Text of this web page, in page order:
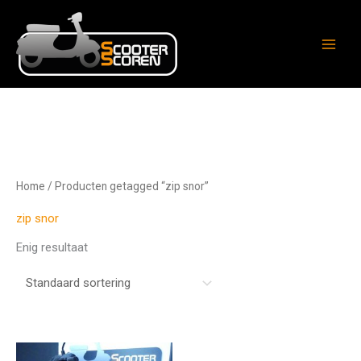
naar
inhoud
Home / Producten getagged “zip snor”
zip snor
Enig resultaat